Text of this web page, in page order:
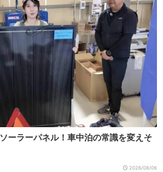
ーラーパネル！車中泊の常識を変えそ
2026/08/06